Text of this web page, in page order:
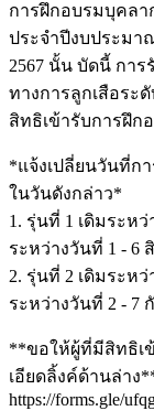
การฝึกอบรมบุคลา
ประจำปีงบประมา
2567 นั้น บัดนี้ กา
ทางการลูกเสือระ
สิทธิเข้ารับการฝึก
*แจ้งเปลี่ยนวันที่ก
ในวันดังกล่าว*
1. รุ่นที่ 1 เดิมระหว่
ระหว่างวันที่ 1 - 6
2. รุ่นที่ 2 เดิมระหว่
ระหว่างวันที่ 2 - 7
**ขอให้ผู้ที่มีสิทธิเ
เอียดลิ้งค์ด้านล่าง
https://forms.gle/